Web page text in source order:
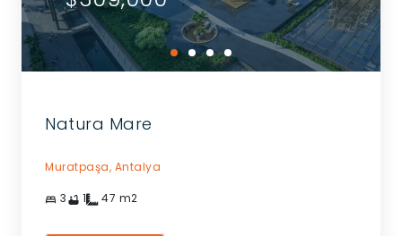
Natura Mare
Muratpaşa, Antalya
3 1 47 m2